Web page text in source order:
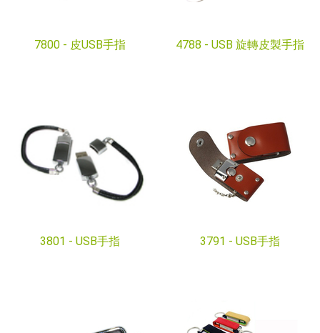
7800 - 皮USB手指 4788 - USB 旋轉皮製手指
3801 - USB手指 3791 - USB手指